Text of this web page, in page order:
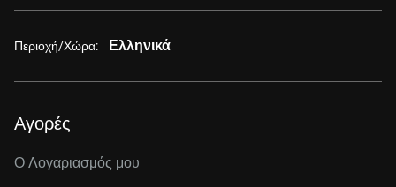
Περιοχή/Χώρα: Ελληνικά
Αγορές
Ο Λογαριασμός μου